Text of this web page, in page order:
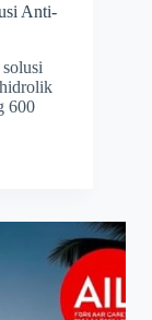
Anti-
600